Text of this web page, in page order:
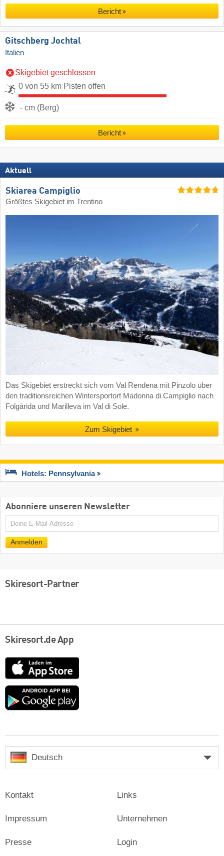
Bericht
Gitschberg Jochtal
Italien
Skigebiet geschlossen
0 von 55 km Pisten offen
- cm (Berg)
Bericht
Aktuell
Skiarea Campiglio
Größtes Skigebiet im Trentino
Das Skigebiet erstreckt sich vom Val Rendena mit Pinzolo über
den traditionsreichen Wintersportort Madonna di Campiglio nach
Folgàrida und Marilleva im Val di Sole.
Zum Skigebiet
Hotels: Pennsylvania
Abonniere unseren Newsletter
E-
Mail
Anmelden
Skiresort-Partner
Skiresort.de App
App
Store
Google
Deutsch
Kontakt
Impressum
Presse
Links
Unternehmen
Login